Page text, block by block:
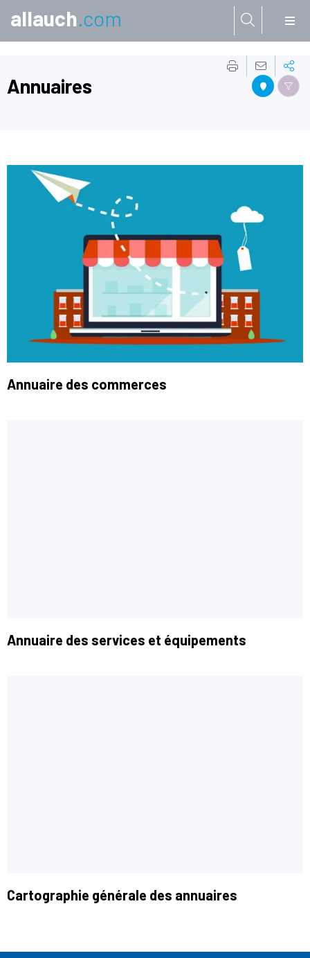
allauch.com
Annuaires
Annuaire des commerces
Annuaire des services et équipements
Cartographie générale des annuaires